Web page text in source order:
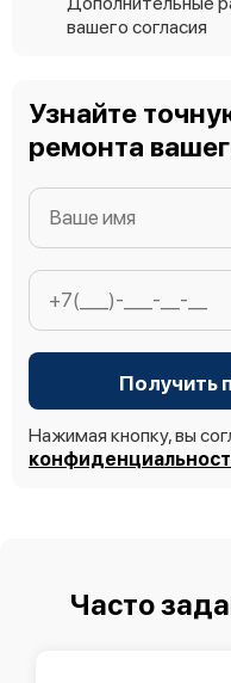
вашего согласия
Узнайте
ремонта
Получить
Нажимая кнопку, вы
Часто